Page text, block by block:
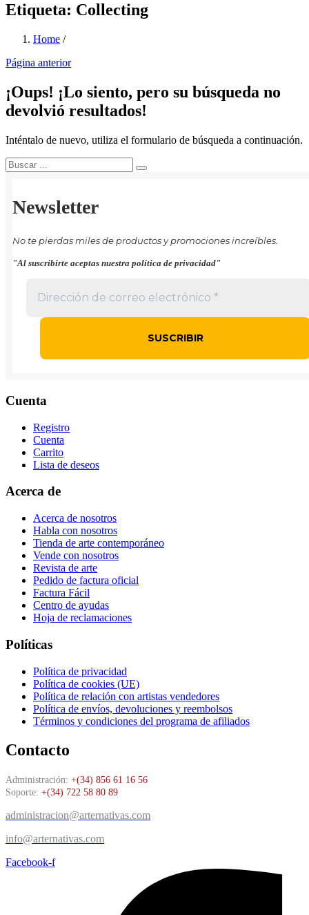
Etiqueta: Collecting
Home /
Página anterior
¡Oups! ¡Lo siento, pero su búsqueda no
devolvió resultados!
Inténtalo de nuevo, utiliza el formulario de búsqueda a continuación.
Newsletter
No te pierdas miles de productos y promociones increíbles.
"Al suscribirte aceptas nuestra política de privacidad"
Cuenta
Registro
Cuenta
Carrito
Lista de deseos
Acerca de
Acerca de nosotros
Habla con nosotros
Tienda de arte contemporáneo
Vende con nosotros
Revista de arte
Pedido de factura oficial
Factura Fácil
Centro de ayudas
Hoja de reclamaciones
Políticas
Política de privacidad
Política de cookies (UE)
Política de relación con artistas vendedores
Política de envíos, devoluciones y reembolsos
Términos y condiciones del programa de afiliados
Contacto
Administración: +(34) 856 61 16 56
Soporte: +(34) 722 58 80 89
administracion@arternativas.com
info@arternativas.com
Facebook-f